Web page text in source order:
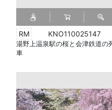
KNO110025147
湯野上温泉駅の桜と会津鉄道の
車